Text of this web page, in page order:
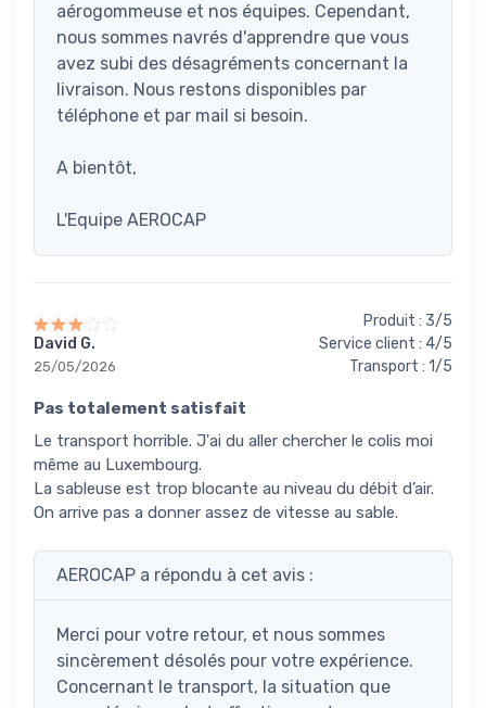
aérogommeuse et nos équipes. Cependant,
nous sommes navrés d'apprendre que vous
avez subi des désagréments concernant la
livraison. Nous restons disponibles par
téléphone et par mail si besoin.
A bientôt,
L'Equipe AEROCAP
David G.
25/05/2026
Produit : 3/5
Service client : 4/5
Transport : 1/5
Pas totalement satisfait
Le transport horrible. J'ai du aller chercher le colis moi
même au Luxembourg.
La sableuse est trop blocante au niveau du débit d’air.
On arrive pas a donner assez de vitesse au sable.
AEROCAP a répondu à cet avis :
Merci pour votre retour, et nous sommes
sincèrement désolés pour votre expérience.
Concernant le transport, la situation que